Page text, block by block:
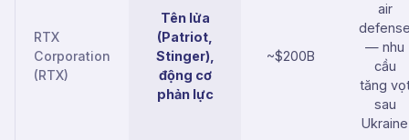
RTX
Corporation
(RTX)
Tên lửa
(Patriot,
Stinger),
động cơ
phản lực
~$200B
air
— nhu
cầu
tăng
sau
Ukraine